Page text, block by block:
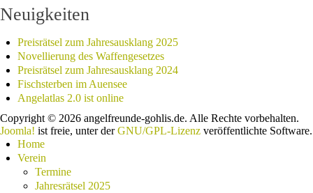
Neuigkeiten
Preisrätsel zum Jahresausklang 2025
Novellierung des Waffengesetzes
Preisrätsel zum Jahresausklang 2024
Fischsterben im Auensee
Angelatlas 2.0 ist online
Copyright © 2026 angelfreunde-gohlis.de. Alle Rechte vorbehalten.
Joomla! ist freie, unter derGNU/GPL-Lizenz veröffentlichte Software.
Home
Verein
Termine
Jahresrätsel 2025